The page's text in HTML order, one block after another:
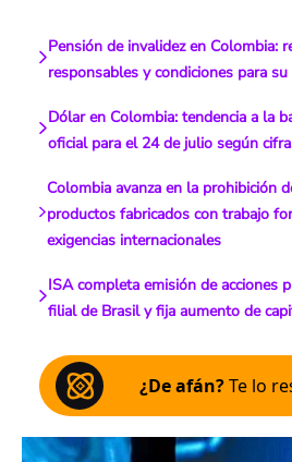
Pensión de invalidez en Colombia:
responsables y condiciones para
Dólar en Colombia: tendencia a la
oficial para el 24 de julio según
Colombia avanza en la prohibición
productos fabricados con trabajo
exigencias internacionales
ISA completa emisión de acciones
filial de Brasil y fija aumento de
¿De afán?Te lo